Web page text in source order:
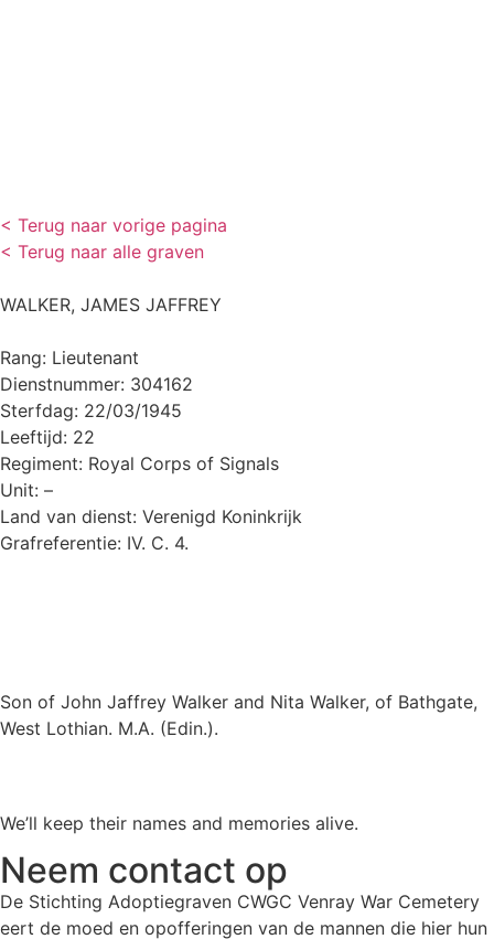
< Terug naar vorige pagina
< Terug naar alle graven
WALKER, JAMES JAFFREY
Rang: Lieutenant
Dienstnummer: 304162
Sterfdag: 22/03/1945
Leeftijd: 22
Regiment: Royal Corps of Signals
Unit: –
Land van dienst: Verenigd Koninkrijk
Grafreferentie: IV. C. 4.
Son of John Jaffrey Walker and Nita Walker, of Bathgate,
West Lothian. M.A. (Edin.).
We’ll keep their names and memories alive.
Neem contact op
De Stichting Adoptiegraven CWGC Venray War Cemetery
eert de moed en opofferingen van de mannen die hier hun